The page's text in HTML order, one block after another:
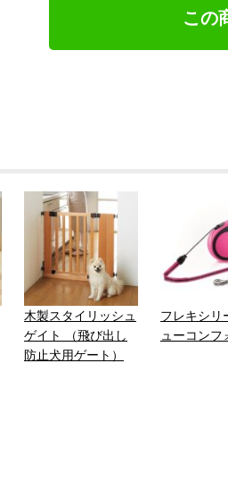
この
木製スタイリッシュ
ゲイト （飛び出し
防止犬用ゲート）
フレキシ
ューコンフ